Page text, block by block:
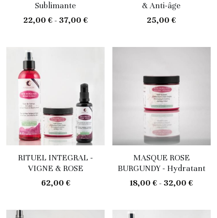
Sublimante
22,00 € - 37,00 €
& Anti-âge
25,00 €
RITUEL INTEGRAL -
VIGNE & ROSE
62,00 €
MASQUE ROSE
BURGUNDY - Hydratant
18,00 € - 32,00 €